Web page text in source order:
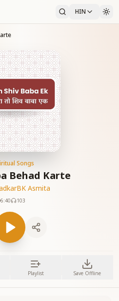
HIN
Songs
Behad Karte
BK Asmita
6:40 103
Playlist Save Offline